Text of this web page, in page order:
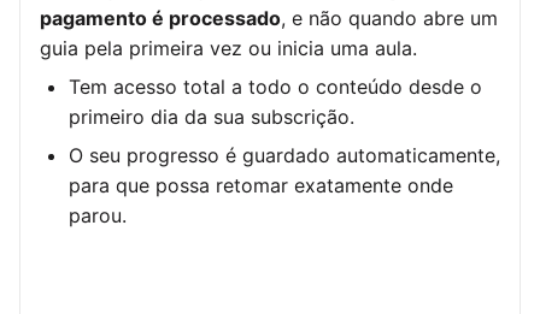
pagamento é processado, e não quando abre um
guia pela primeira vez ou inicia uma aula.
Tem acesso total a todo o conteúdo desde o
primeiro dia da sua subscrição.
O seu progresso é guardado automaticamente,
para que possa retomar exatamente onde
parou.